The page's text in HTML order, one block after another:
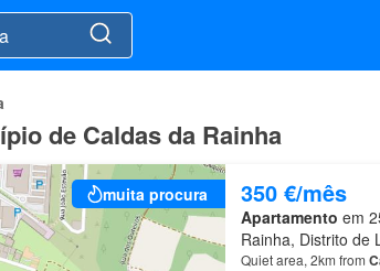
de Caldas da Rainha
muita procura 350 €/mês
Apartamento em
Rainha, Distrito de
Quiet area, 2km from